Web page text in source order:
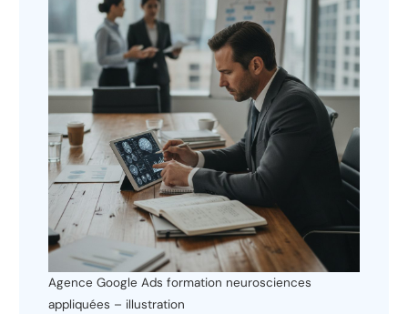
Agence Google Ads formation neurosciences
appliquées – illustration